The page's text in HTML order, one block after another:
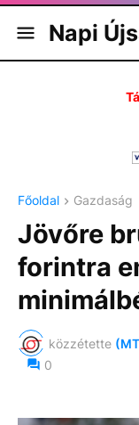
Napi
Főoldal Gazdaság
Jövőre
forintra
közzétette
0